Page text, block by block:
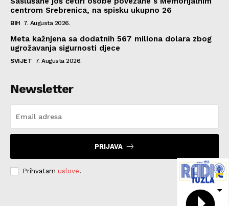
centrom Srebrenica, na spisku ukupno 26
BIH 7. Augusta 2026.
Meta kažnjena sa dodatnih 567 miliona dolara zbog
ugrožavanja sigurnosti djece
SVIJET 7. Augusta 2026.
Newsletter
PRIJAVA
Prihvatam uslove.